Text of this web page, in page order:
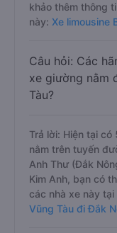
khảo thêm thông
này: Xe limousine
Câu hỏi: Các
xe giường nằm
Tàu?
Trả lời: Hiện tại
nằm trên tuyến
Anh Thư (Đắk
Kim Anh, bạn có
các nhà xe này
Vũng Tàu đi Đắk